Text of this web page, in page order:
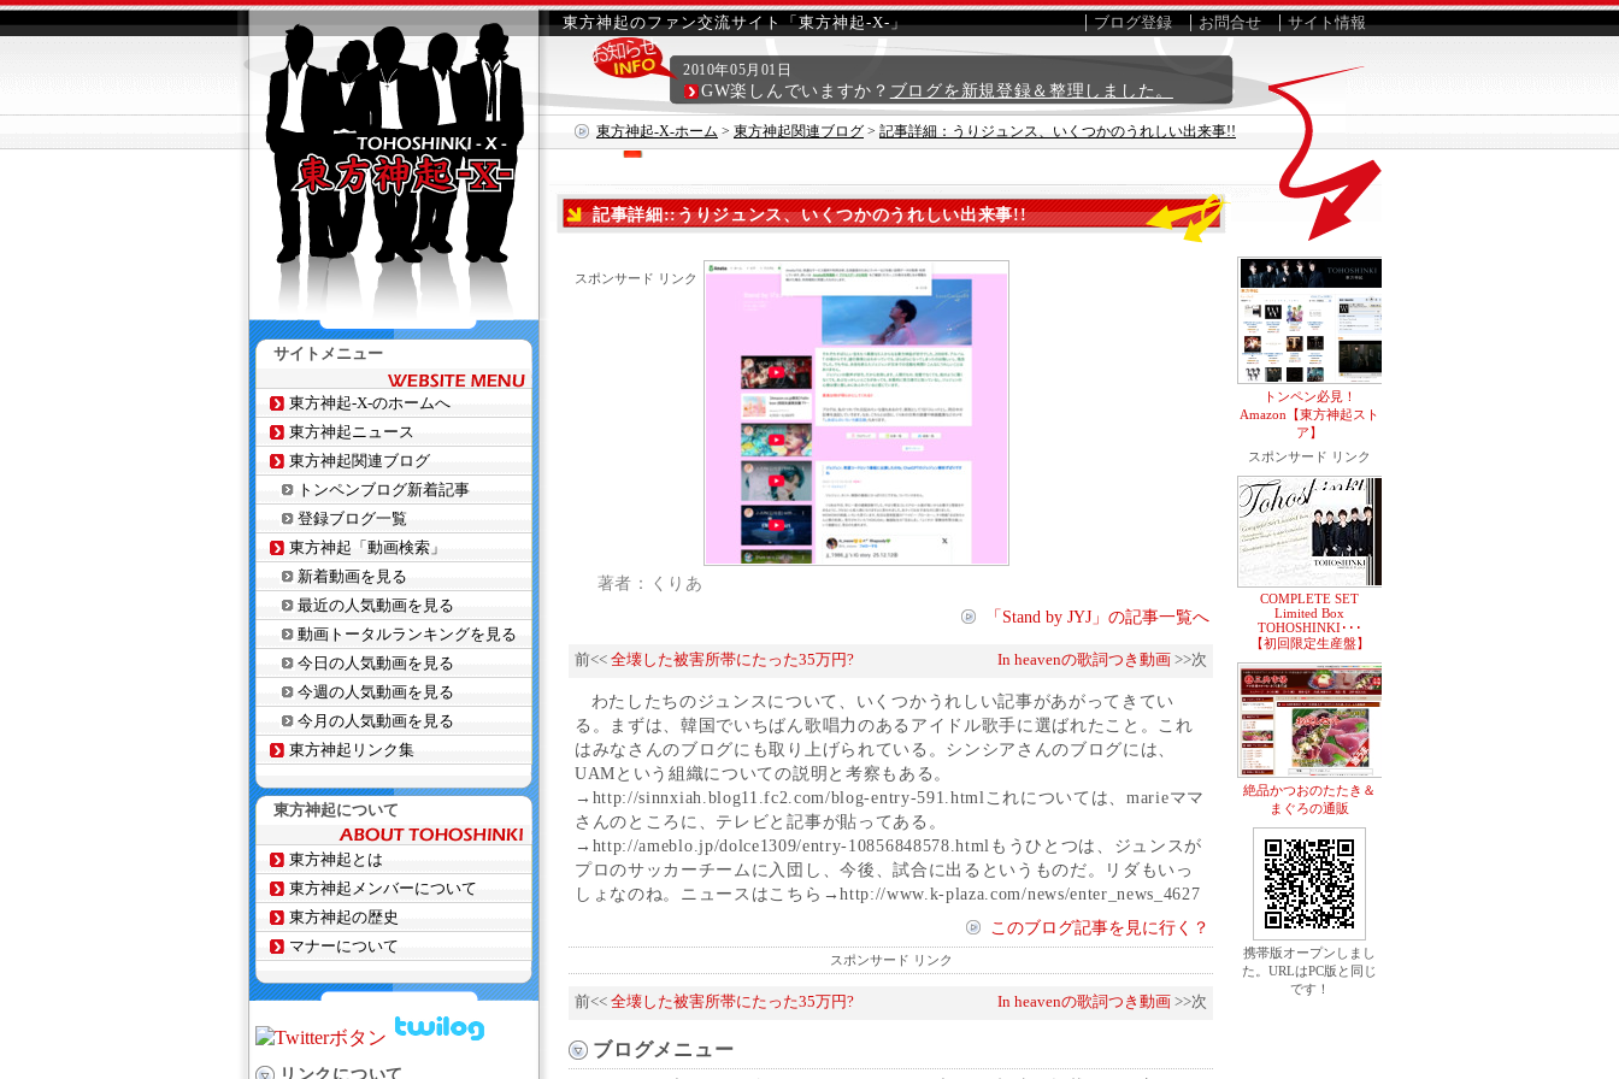
東方神起のファン交流サイト「東方神起-X-」
東方神起-X-ホーム > 東方神起関連ブログ > 記事詳細：うりジュンス、いくつかのうれしい出来事!!
ブログ登録 お問合せ サイト情報
2010年05月01日
GW楽しんでいますか？ ブログを新規登録＆整理しました。
記事詳細::うりジュンス、いくつかのうれしい出来事!!
スポンサード リンク
著者：くりあ
「Stand by JYJ」の記事一覧へ
前<< 全壊した被害所帯にたった35万円? In heavenの歌詞つき動画 >>次
わたしたちのジュンスについて、いくつかうれしい記事があがってきてい
る。まずは、韓国でいちばん歌唱力のあるアイドル歌手に選ばれたこと。これ
はみなさんのブログにも取り上げられている。シンシアさんのブログには、
UAMという組織についての説明と考察もある。
→http://sinnxiah.blog11.fc2.com/blog-entry-591.htmlこれについては、marieママ
さんのところに、テレビと記事が貼ってある。
→http://ameblo.jp/dolce1309/entry-10856848578.htmlもうひとつは、ジュンスが
プロのサッカーチームに入団し、今後、試合に出るというものだ。リダもいっ
しょなのね。ニュースはこちら→http://www.k-plaza.com/news/enter_news_4627
このブログ記事を見に行く？
スポンサード リンク
前<< 全壊した被害所帯にたった35万円? In heavenの歌詞つき動画 >>次
ブログメニュー
サイトメニュー
東方神起-X-のホームへ
東方神起ニュース
東方神起関連ブログ
トンペンブログ新着記事
登録ブログ一覧
東方神起「動画検索」
新着動画を見る
最近の人気動画を見る
動画トータルランキングを見る
今日の人気動画を見る
今週の人気動画を見る
今月の人気動画を見る
東方神起リンク集
東方神起について
東方神起とは
東方神起メンバーについて
東方神起の歴史
マナーについて
リンクについて
トンペン必見！
Amazon【東方神起スト
ア】
スポンサード リンク
COMPLETE SET
Limited Box
TOHOSHINKI･･･
【初回限定生産盤】
絶品かつおのたたき＆
まぐろの通販
携帯版オープンしまし
た。URLはPC版と同じ
です！